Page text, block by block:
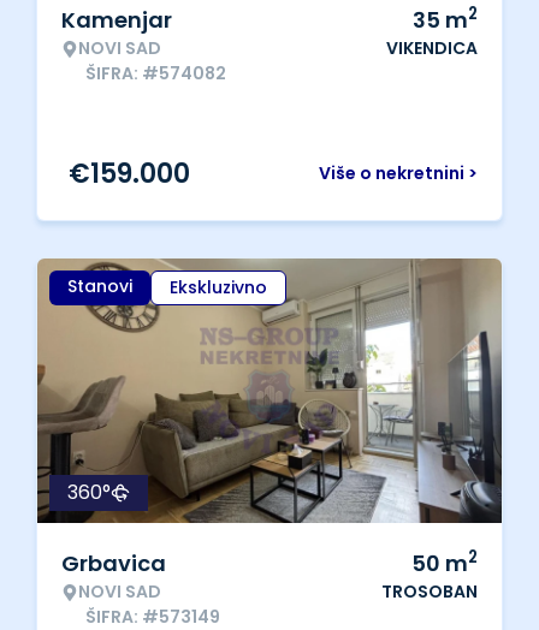
Kamenjar
NOVI SAD
ŠIFRA: #574082
35 m2
VIKENDICA
Više o nekretnini >
€159.000
Stanovi Ekskluzivno
360°
Grbavica
NOVI SAD
ŠIFRA: #573149
50 m2
TROSOBAN